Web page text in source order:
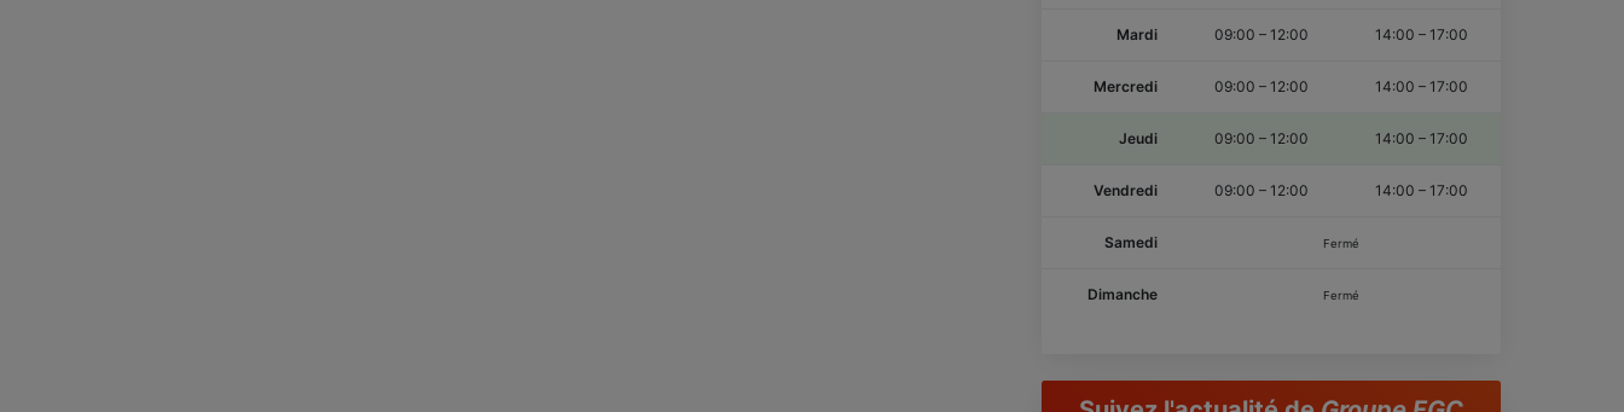
Mardi 09:00 – 12:00 14:00 – 17:00
Mercredi 09:00 – 12:00 14:00 – 17:00
Jeudi 09:00 – 12:00 14:00 – 17:00
Vendredi 09:00 – 12:00 14:00 – 17:00
Samedi Fermé
Dimanche Fermé